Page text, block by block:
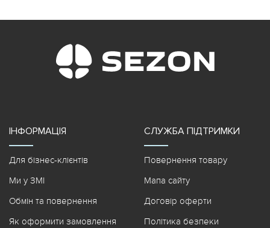
ІНФОРМАЦІЯ
Для бізнес-клієнтів
Ми у ЗМІ
Обмін та повернення
Як оформити замовлення
СЛУЖБА ПІДТРИМКИ
Повернення товару
Мапа сайту
Договір оферти
Політика безпеки